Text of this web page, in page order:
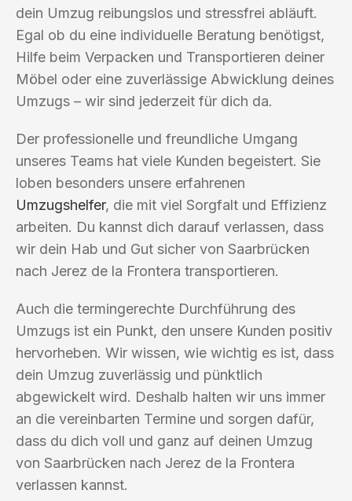
dein Umzug reibungslos und stressfrei abläuft.
Egal ob du eine individuelle Beratung benötigst,
Hilfe beim Verpacken und Transportieren deiner
Möbel oder eine zuverlässige Abwicklung deines
Umzugs – wir sind jederzeit für dich da.
Der professionelle und freundliche Umgang
unseres Teams hat viele Kunden begeistert. Sie
loben besonders unsere erfahrenen
Umzugshelfer, die mit viel Sorgfalt und Effizienz
arbeiten. Du kannst dich darauf verlassen, dass
wir dein Hab und Gut sicher von Saarbrücken
nach Jerez de la Frontera transportieren.
Auch die termingerechte Durchführung des
Umzugs ist ein Punkt, den unsere Kunden positiv
hervorheben. Wir wissen, wie wichtig es ist, dass
dein Umzug zuverlässig und pünktlich
abgewickelt wird. Deshalb halten wir uns immer
an die vereinbarten Termine und sorgen dafür,
dass du dich voll und ganz auf deinen Umzug
von Saarbrücken nach Jerez de la Frontera
verlassen kannst.